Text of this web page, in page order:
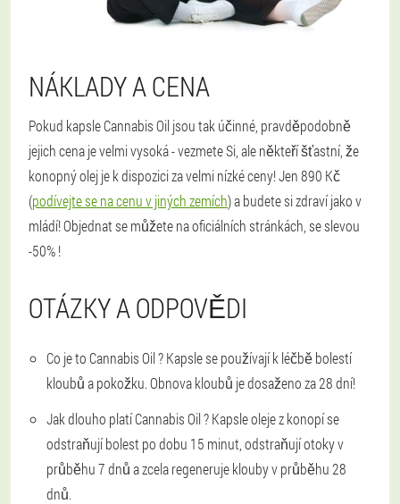
NÁKLADY A CENA
Pokud kapsle Cannabis Oil jsou tak účinné, pravděpodobně
jejich cena je velmi vysoká - vezmete Si, ale někteří šťastní, že
konopný olej je k dispozici za velmi nízké ceny! Jen 890 Kč
(podívejte se na cenu v jiných zemích) a budete si zdraví jako v
mládí! Objednat se můžete na oficiálních stránkách, se slevou
-50% !
OTÁZKY A ODPOVĚDI
Co je to Cannabis Oil ?Kapsle se používají k léčbě bolestí
kloubů a pokožku. Obnova kloubů je dosaženo za 28 dní!
Jak dlouho platí Cannabis Oil ?Kapsle oleje z konopí se
odstraňují bolest po dobu 15 minut, odstraňují otoky v
průběhu 7 dnů a zcela regeneruje klouby v průběhu 28
dnů.